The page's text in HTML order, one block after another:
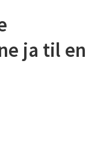
ja til en